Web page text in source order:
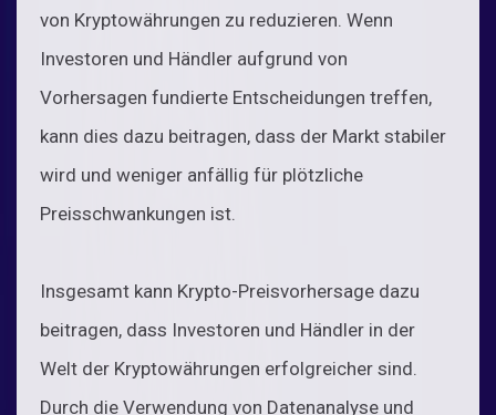
von Kryptowährungen zu reduzieren. Wenn
Investoren und Händler aufgrund von
Vorhersagen fundierte Entscheidungen treffen,
kann dies dazu beitragen, dass der Markt stabiler
wird und weniger anfällig für plötzliche
Preisschwankungen ist.
Insgesamt kann Krypto-Preisvorhersage dazu
beitragen, dass Investoren und Händler in der
Welt der Kryptowährungen erfolgreicher sind.
Durch die Verwendung von Datenanalyse und